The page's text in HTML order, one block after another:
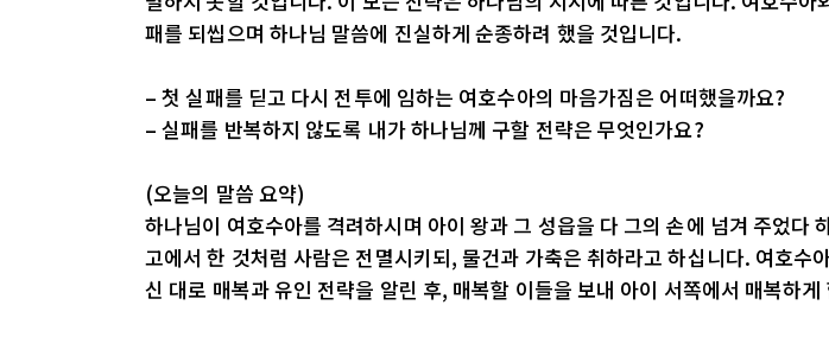
패를 되씹으며 하나님 말씀에 진실하게 순종하려 했을 것입니다.
– 첫 실패를 딛고 다시 전투에 임하는 여호수아의 마음가짐은 어떠했을까요?
– 실패를 반복하지 않도록 내가 하나님께 구할 전략은 무엇인가요?
(오늘의 말씀 요약)
하나님이 여호수아를 격려하시며 아이 왕과 그 성읍을 다 그의 손에 넘겨 주었다
고에서 한 것처럼 사람은 전멸시키되, 물건과 가축은 취하라고 하십니다. 여호수
신 대로 매복과 유인 전략을 알린 후, 매복할 이들을 보내 아이 서쪽에서 매복하게